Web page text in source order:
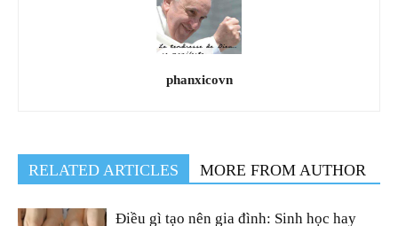
phanxicovn
RELATED ARTICLES MORE FROM AUTHOR
Điều gì tạo nên gia đình: Sinh học hay